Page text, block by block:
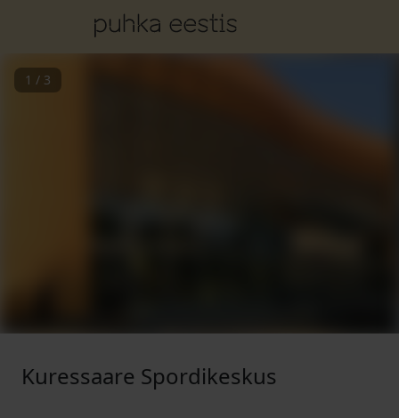
1 / 3
Kuressaare Spordikeskus